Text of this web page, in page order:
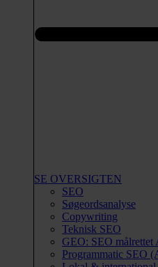
SE OVERSIGTEN
SEO
Søgeordsanalyse
Copywriting
Teknisk SEO
GEO: SEO målrettet
Programmatic SEO